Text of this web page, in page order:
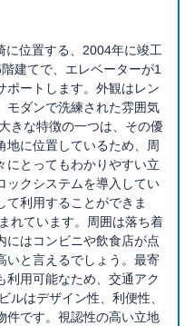
に位置する、2004年に竣工
建てで、エレベーターが1
ポートします。外観はレン
モダンで洗練された雰囲気
きな特徴の一つは、その優
地に位置しているため、周
にとってもわかりやすい立
ックシステムを導入してい
て利用することができま
れています。周囲は落ち着
にはコンビニや飲食店が点
いと言えるでしょう。最寄
利用可能なため、交通アク
ルはデザイン性、利便性、
件です。視認性の高い立地